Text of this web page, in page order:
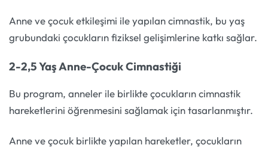
Anne ve çocuk etkileşimi ile yapılan cimnastik, bu yaş
grubundaki çocukların fiziksel gelişimlerine katkı sağlar.
2-2,5 Yaş Anne-Çocuk Cimnastiği
Bu program, anneler ile birlikte çocukların cimnastik
hareketlerini öğrenmesini sağlamak için tasarlanmıştır.
Anne ve çocuk birlikte yapılan hareketler, çocukların